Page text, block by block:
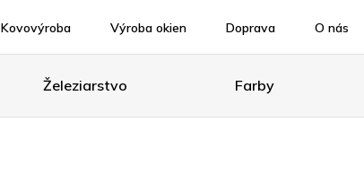
Kovovýroba Výroba okien Doprava O nás
Železiarstvo Farby